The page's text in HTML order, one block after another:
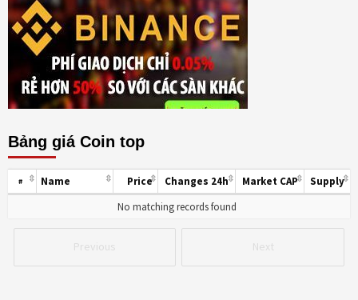
Bảng giá Coin top
Previous Next
# Name Price Changes 24h Market CAP
Supply
No matching records found